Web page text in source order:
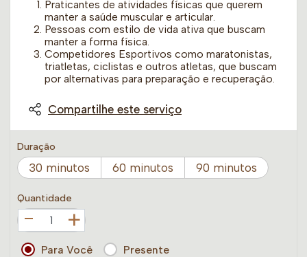
Praticantes de atividades físicas que querem
manter a saúde muscular e articular.
Pessoas com estilo de vida ativa que buscam
manter a forma física.
Competidores Esportivos como maratonistas,
triatletas, ciclistas e outros atletas, que buscam
por alternativas para preparação e recuperação.
Compartilhe este serviço
Duração
30 minutos 60 minutos 90 minutos
Quantidade
+
Para Você Presente